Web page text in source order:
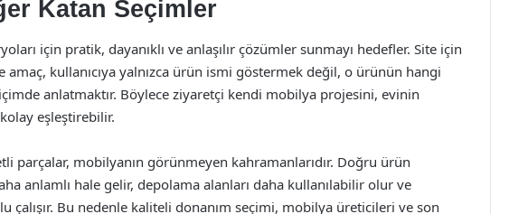
Katan Seçimler
için pratik, dayanıklı ve anlaşılır çözümler sunmayı hedefler. Site için
amaç, kullanıcıya yalnızca ürün ismi göstermek değil, o ürünün hangi
anlatmaktır. Böylece ziyaretçi kendi mobilya projesini, evinin
eşleştirebilir.
parçalar, mobilyanın görünmeyen kahramanlarıdır. Doğru ürün
anlamlı hale gelir, depolama alanları daha kullanılabilir olur ve
çalışır. Bu nedenle kaliteli donanım seçimi, mobilya üreticileri ve son